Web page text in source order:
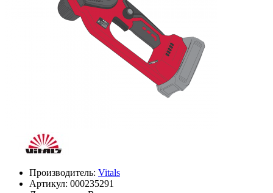
Производитель: Vitals
Артикул: 000235291